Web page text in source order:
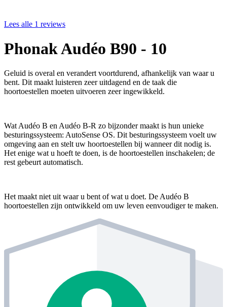
Lees alle 1 reviews
Phonak Audéo B90 - 10
Geluid is overal en verandert voortdurend, afhankelijk van waar u
bent. Dit maakt luisteren zeer uitdagend en de taak die
hoortoestellen moeten uitvoeren zeer ingewikkeld.
Wat Audéo B en Audéo B-R zo bijzonder maakt is hun unieke
besturingssysteem: AutoSense OS. Dit besturingssysteem voelt uw
omgeving aan en stelt uw hoortoestellen bij wanneer dit nodig is.
Het enige wat u hoeft te doen, is de hoortoestellen inschakelen; de
rest gebeurt automatisch.
Het maakt niet uit waar u bent of wat u doet. De Audéo B
hoortoestellen zijn ontwikkeld om uw leven eenvoudiger te maken.